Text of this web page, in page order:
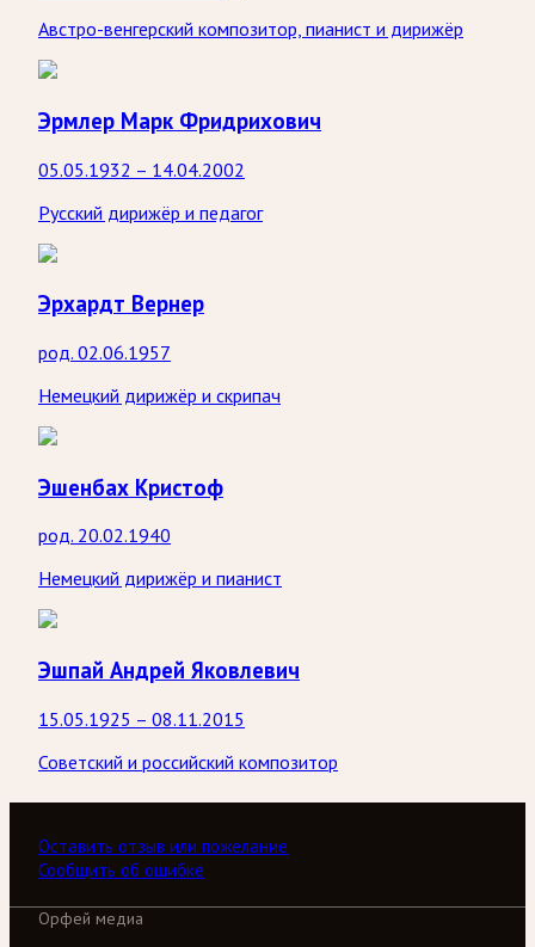
Австро-венгерский композитор, пианист и дирижёр
Эрмлер Марк Фридрихович
05.05.1932 – 14.04.2002
Русский дирижёр и педагог
Эрхардт Вернер
род. 02.06.1957
Немецкий дирижёр и скрипач
Эшенбах Кристоф
род. 20.02.1940
Немецкий дирижёр и пианист
Эшпай Андрей Яковлевич
15.05.1925 – 08.11.2015
Советский и российский композитор
Оставить отзыв или пожелание
Сообщить об ошибке
Орфей медиа